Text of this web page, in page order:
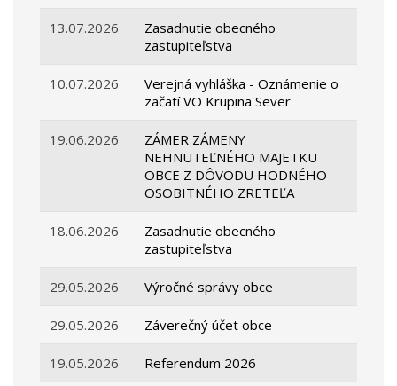
13.07.2026
Zasadnutie obecného
zastupiteľstva
10.07.2026
Verejná vyhláška - Oznámenie o
začatí VO Krupina Sever
19.06.2026
ZÁMER ZÁMENY
NEHNUTEĽNÉHO MAJETKU
OBCE Z DÔVODU HODNÉHO
OSOBITNÉHO ZRETEĽA
18.06.2026
Zasadnutie obecného
zastupiteľstva
29.05.2026 Výročné správy obce
29.05.2026 Záverečný účet obce
19.05.2026 Referendum 2026